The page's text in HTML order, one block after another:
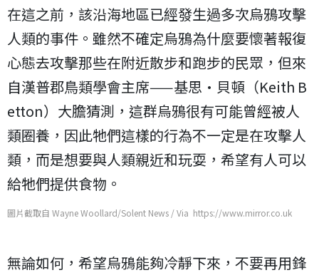
在這之前，該沿海地區已經發生過多次烏鴉攻擊
人類的事件。雖然不確定烏鴉為什麼要懷著報復
心態去攻擊那些在附近散步和跑步的民眾，但來
自漢普郡鳥類學會主席——基思·貝頓（Keith B
etton）大膽猜測，這群烏鴉很有可能曾經被人
類圈養，因此牠們這樣的行為不一定是在攻擊人
類，而是想要與人類親近和玩耍，希望有人可以
給牠們提供食物。
圖片截取自 Wayne Woollard/Solent News / Via https://www.mirror.co.uk
無論如何，希望烏鴉能夠冷靜下來，不要再用鋒